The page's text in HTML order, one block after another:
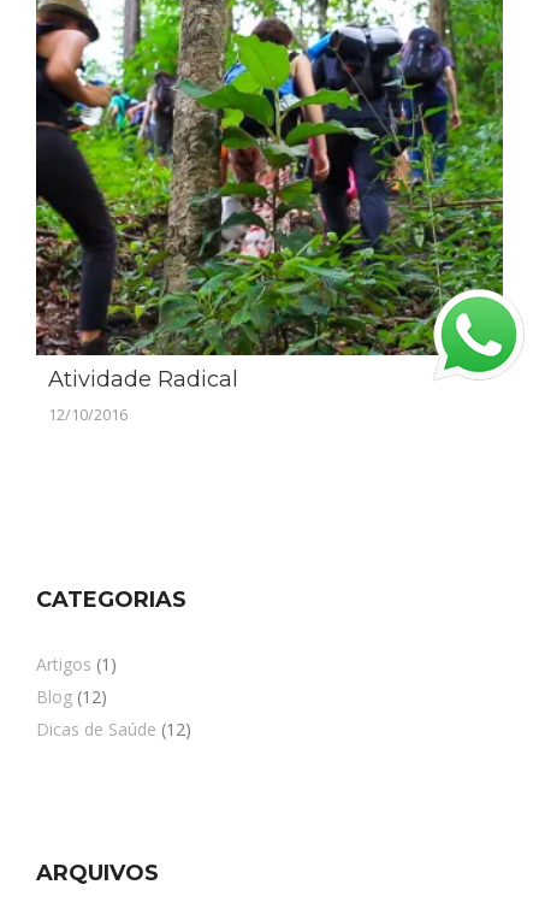
Atividade Radical
12/10/2016
CATEGORIAS
Artigos (1)
Blog (12)
Dicas de Saúde (12)
ARQUIVOS